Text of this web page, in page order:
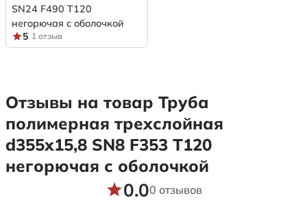
SN24 F490 Т120
негорючая с оболочкой
5 1 отзыв
Отзывы на товар Труба
полимерная трехслойная
d355х15,8 SN8 F353 Т120
негорючая с оболочкой
0.00 отзывов